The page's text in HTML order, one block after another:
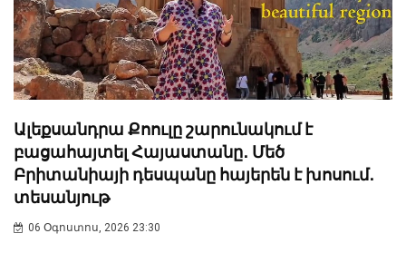
Ալեքսանդրա Քոուլը շարունակում է
բացահայտել Հայաստանը․ Մեծ
Բրիտանիայի դեսպանը հայերեն է խոսում․
տեսանյութ
06 Օգոստոս, 2026 23:30